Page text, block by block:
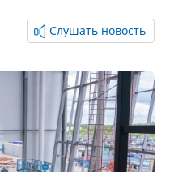
Слушать новость